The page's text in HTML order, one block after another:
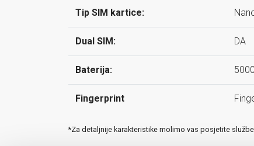
Tip SIM kartice:
Dual SIM: DA
Baterija:
Fingerprint
*Za detaljnije karakteristike molimo vas posjetite